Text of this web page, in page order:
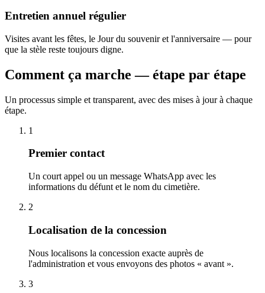
Entretien annuel régulier
Visites avant les fêtes, le Jour du souvenir et l'anniversaire — pour
que la stèle reste toujours digne.
Comment ça marche — étape par étape
Un processus simple et transparent, avec des mises à jour à chaque
étape.
1
Premier contact
Un court appel ou un message WhatsApp avec les
informations du défunt et le nom du cimetière.
2
Localisation de la concession
Nous localisons la concession exacte auprès de
l'administration et vous envoyons des photos « avant ».
3